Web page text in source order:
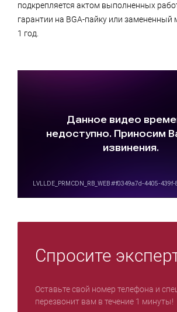
подкрепляется актом выполненных
гарантии на BGA-пайку или замененный
1 год.
Спросите
Оставьте свой номер телефона и
перезвонит вам в течение 1 минуты!